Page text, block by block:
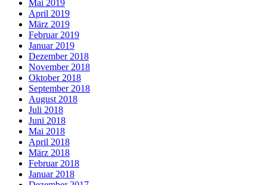
Mai 2019
April 2019
März 2019
Februar 2019
Januar 2019
Dezember 2018
November 2018
Oktober 2018
September 2018
August 2018
Juli 2018
Juni 2018
Mai 2018
April 2018
März 2018
Februar 2018
Januar 2018